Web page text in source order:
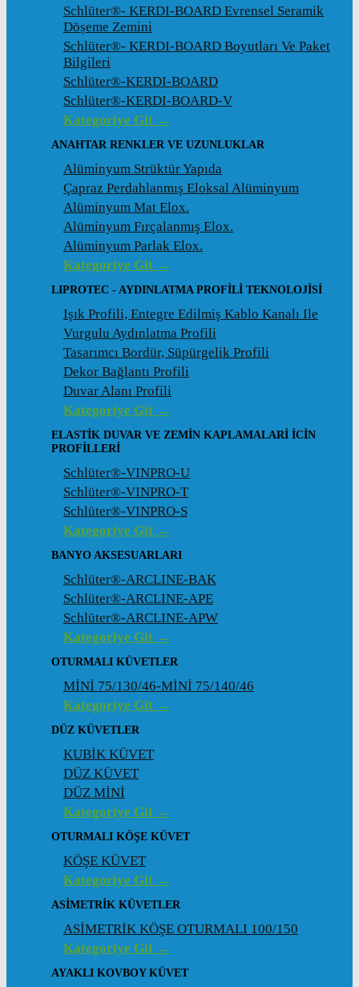
Schlüter®- KERDI-BOARD Evrensel Seramik
Döșeme Zemini
Schlüter®- KERDI-BOARD Boyutları Ve Paket
Bilgileri
Schlüter®-KERDI-BOARD
Schlüter®-KERDI-BOARD-V
Kategoriye Git →
ANAHTAR RENKLER VE UZUNLUKLAR
Alüminyum Strüktür Yapıda
Çapraz Perdahlanmış Eloksal Alüminyum
Alüminyum Mat Elox.
Alüminyum Fırçalanmış Elox.
Alüminyum Parlak Elox.
Kategoriye Git →
LIPROTEC - AYDINLATMA PROFILI TEKNOLOJISI
Işık Profili, Entegre Edilmiş Kablo Kanalı Ile
Vurgulu Aydınlatma Profili
Tasarımcı Bordür, Süpürgelik Profili
Dekor Bağlantı Profili
Duvar Alanı Profili
Kategoriye Git →
ELASTIK DUVAR VE ZEMIN KAPLAMALARI İCIN
PROFILLERI
Schlüter®-VINPRO-U
Schlüter®-VINPRO-T
Schlüter®-VINPRO-S
Kategoriye Git →
BANYO AKSESUARLARI
Schlüter®-ARCLINE-BAK
Schlüter®-ARCLINE-APE
Schlüter®-ARCLINE-APW
Kategoriye Git →
OTURMALI KÜVETLER
MİNİ 75/130/46-MİNİ 75/140/46
Kategoriye Git →
DÜZ KÜVETLER
KUBİK KÜVET
DÜZ KÜVET
DÜZ MİNİ
Kategoriye Git →
OTURMALI KÖŞE KÜVET
KÖŞE KÜVET
Kategoriye Git →
ASIMETRIK KÜVETLER
ASİMETRİK KÖŞE OTURMALI 100/150
Kategoriye Git →
AYAKLI KOVBOY KÜVET